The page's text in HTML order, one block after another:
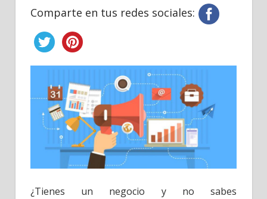
Comparte en tus redes sociales:
¿Tienes un negocio y no sabes